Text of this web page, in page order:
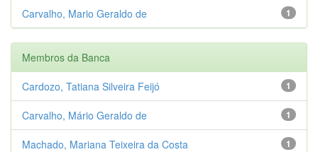
1
Carvalho, Mario Geraldo de
Membros da Banca
1
Cardozo, Tatiana Silveira Feijó
1
Carvalho, Mário Geraldo de
1
Machado, Mariana Teixeira da Costa